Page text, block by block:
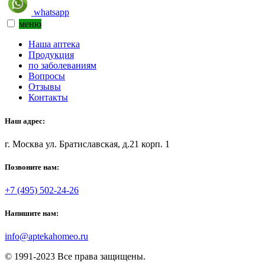
whatsapp
меню
Наша аптека
Продукция
по заболеваниям
Вопросы
Отзывы
Контакты
Наш адрес:
г. Москва ул. Братиславская, д.21 корп. 1
Позвоните нам:
+7 (495) 502-24-26
Напишите нам:
info@aptekahomeo.ru
© 1991-2023 Все права защищены.